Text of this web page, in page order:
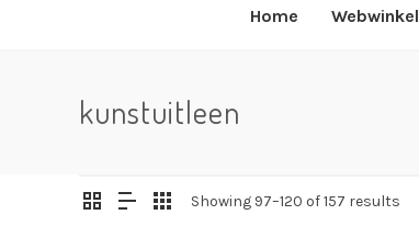
Home Webwinkel
kunstuitleen
Showing 97–120 of 157 results